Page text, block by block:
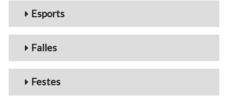
Esports
Falles
Festes